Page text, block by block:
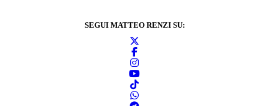
SEGUI MATTEO RENZI SU: